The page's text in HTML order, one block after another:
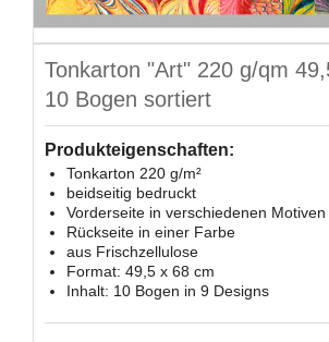
Tonkarton "Art" 220 g/qm
10 Bogen sortiert
Produkteigenschaften:
Tonkarton 220 g/m²
beidseitig bedruckt
Vorderseite in verschiedenen Motiven
Rückseite in einer Farbe
aus Frischzellulose
Format: 49,5 x 68 cm
Inhalt: 10 Bogen in 9 Designs